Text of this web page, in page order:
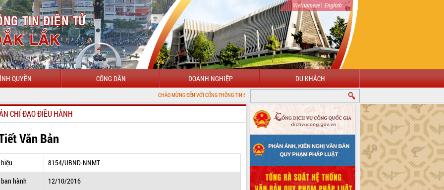
Vietnamese| English
QUYỀN CÔNG DÂN DOANH NGHIỆP DU KHÁCH
CHÀO MỪNG ĐẾN VỚI CỔNG THÔNG TIN ĐIỆN TỬ TỈNH ĐẮK LẮK
CHỈ ĐẠO ĐIỀU HÀNH
Văn Bản
8154/UBND-NNMT
hành
12/10/2016